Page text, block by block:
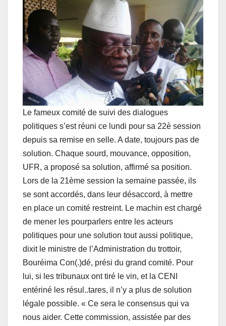
Le fameux comité de suivi des dialogues
politiques s’est réuni ce lundi pour sa 22è session
depuis sa remise en selle. A date, toujours pas de
solution. Chaque sourd, mouvance, opposition,
UFR, a proposé sa solution, affirmé sa position.
Lors de la 21ème session la semaine passée, ils
se sont accordés, dans leur désaccord, à mettre
en place un comité restreint. Le machin est chargé
de mener les pourparlers entre les acteurs
politiques pour une solution tout aussi politique,
dixit le ministre de l’Administration du trottoir,
Bouréima Con(.)dé, prési du grand comité. Pour
lui, si les tribunaux ont tiré le vin, et la CENI
entériné les résul..tares, il n’y a plus de solution
légale possible. « Ce sera le consensus qui va
nous aider. Cette commission, assistée par des